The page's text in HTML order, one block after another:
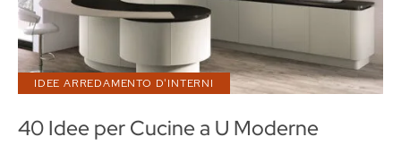
40 Idee per Cucine a U Moderne
IDEE ARREDAMENTO D'INTERNI